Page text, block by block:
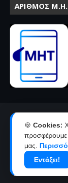
ΑΡΙΘΜΌΣ
Όροι
Δήλωση
Copyright ©
🍪 Cookies:
προσφέρουμε
μας.
Εντάξει!